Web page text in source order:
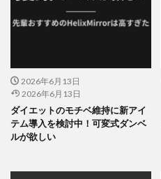
2026年6月13日
2026年6月13日
ダイエットのモチベ維持に新アイ
テム導入を検討中！可変式ダンベ
ルが欲しい